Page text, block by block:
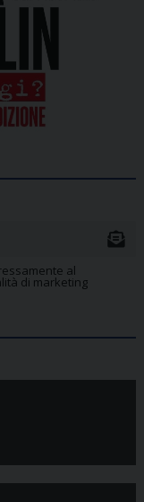
al
di marketing